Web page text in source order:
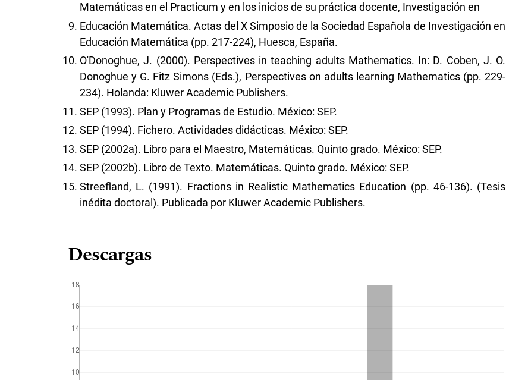
Matemáticas en el Practicum y en los inicios de su práctica docente, Investigación en
Educación Matemática. Actas del X Simposio de la Sociedad Española de Investigación en
Educación Matemática (pp. 217-224), Huesca, España.
O'Donoghue, J. (2000). Perspectives in teaching adults Mathematics. In: D. Coben, J. O.
Donoghue y G. Fitz Simons (Eds.), Perspectives on adults learning Mathematics (pp. 229-
234). Holanda: Kluwer Academic Publishers.
SEP (1993). Plan y Programas de Estudio. México: SEP.
SEP (1994). Fichero. Actividades didácticas. México: SEP.
SEP (2002a). Libro para el Maestro, Matemáticas. Quinto grado. México: SEP.
SEP (2002b). Libro de Texto. Matemáticas. Quinto grado. México: SEP.
Streefland, L. (1991). Fractions in Realistic Mathematics Education (pp. 46-136). (Tesis
inédita doctoral). Publicada por Kluwer Academic Publishers.
Descargas